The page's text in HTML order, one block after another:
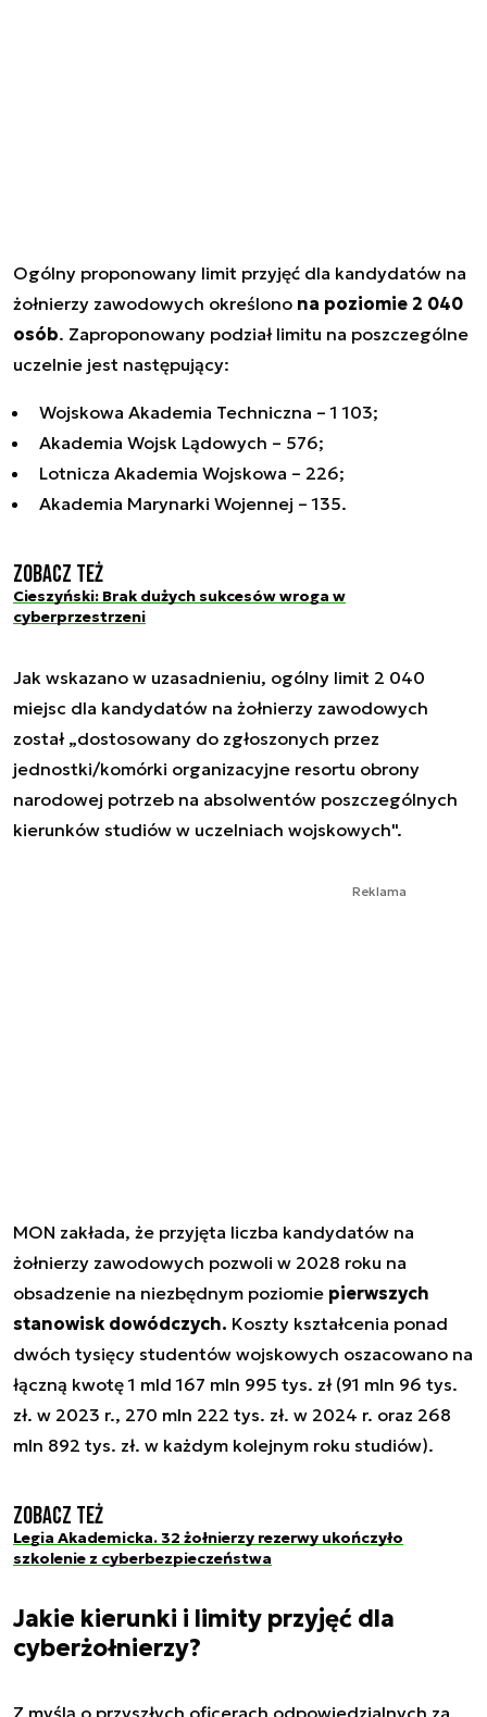
Ogólny proponowany limit przyjęć dla kandydatów na
żołnierzy zawodowych określono na poziomie 2 040
osób. Zaproponowany podział limitu na poszczególne
uczelnie jest następujący:
Wojskowa Akademia Techniczna – 1 103;
Akademia Wojsk Lądowych – 576;
Lotnicza Akademia Wojskowa – 226;
Akademia Marynarki Wojennej – 135.
Zobacz też
Cieszyński: Brak dużych sukcesów wroga w
cyberprzestrzeni
Jak wskazano w uzasadnieniu, ogólny limit 2 040
miejsc dla kandydatów na żołnierzy zawodowych
został „dostosowany do zgłoszonych przez
jednostki/komórki organizacyjne resortu obrony
narodowej potrzeb na absolwentów poszczególnych
kierunków studiów w uczelniach wojskowych".
Reklama
MON zakłada, że przyjęta liczba kandydatów na
żołnierzy zawodowych pozwoli w 2028 roku na
obsadzenie na niezbędnym poziomie pierwszych
stanowisk dowódczych. Koszty kształcenia ponad
dwóch tysięcy studentów wojskowych oszacowano na
łączną kwotę 1 mld 167 mln 995 tys. zł (91 mln 96 tys.
zł. w 2023 r., 270 mln 222 tys. zł. w 2024 r. oraz 268
mln 892 tys. zł. w każdym kolejnym roku studiów).
Zobacz też
Legia Akademicka. 32 żołnierzy rezerwy ukończyło
szkolenie z cyberbezpieczeństwa
Jakie kierunki i limity przyjęć dla
cyberżołnierzy?
Z myślą o przyszłych oficerach odpowiedzialnych za